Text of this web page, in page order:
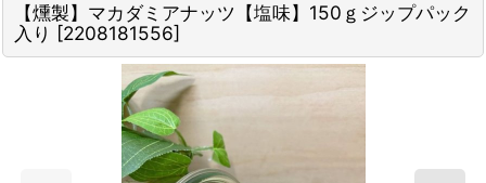
【燻製】マカダミアナッツ【塩味】150ｇジップパック
入り [2208181556]